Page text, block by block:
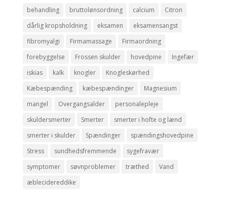
behandling bruttolønsordning calcium
Citron
dårlig kropsholdning
eksamen
eksamensangst
fibromyalgi
Firmamassage
Firmaordning
forebyggelse
Frossen skulder hovedpine
Ingefær
iskias
kalk knogler
Knogleskørhed
Kæbespænding
kæbespændinger
Magnesium
mangel
Overgangsalder
personalepleje
skuldersmerter
Smerter
smerter i hofte og lænd
smerter i skulder
Spændinger
spændingshovedpine
Stress
sundhedsfremmende
sygefravær
symptomer
søvnproblemer træthed
Vand
æblecidereddike